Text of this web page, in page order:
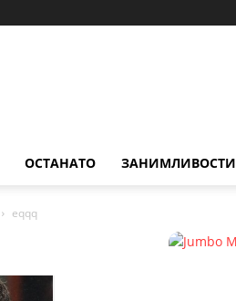
ОСТАНАТО ЗАНИМЛИВОСТИ
eqqq